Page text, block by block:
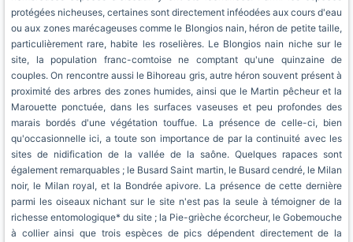
protégées nicheuses, certaines sont directement inféodées aux cours d'eau
ou aux zones marécageuses comme le Blongios nain, héron de petite taille,
particulièrement rare, habite les roselières. Le Blongios nain niche sur le
site, la population franc-comtoise ne comptant qu'une quinzaine de
couples. On rencontre aussi le Bihoreau gris, autre héron souvent présent à
proximité des arbres des zones humides, ainsi que le Martin pêcheur et la
Marouette ponctuée, dans les surfaces vaseuses et peu profondes des
marais bordés d'une végétation touffue. La présence de celle-ci, bien
qu'occasionnelle ici, a toute son importance de par la continuité avec les
sites de nidification de la vallée de la saône. Quelques rapaces sont
également remarquables ; le Busard Saint martin, le Busard cendré, le Milan
noir, le Milan royal, et la Bondrée apivore. La présence de cette dernière
parmi les oiseaux nichant sur le site n'est pas la seule à témoigner de la
richesse entomologique* du site ; la Pie-grièche écorcheur, le Gobemouche
à collier ainsi que trois espèces de pics dépendent directement de la